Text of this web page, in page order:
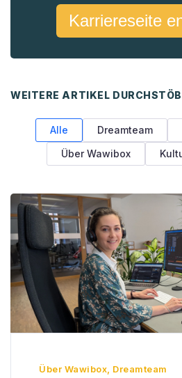
Karriereseite
WEITERE ARTIKEL
Alle Dreamteam
Über Wawibox
Über Wawibox Dreamteam